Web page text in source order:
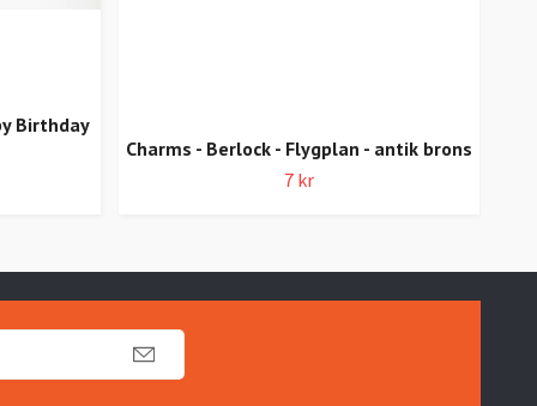
Birthday
Charms - Berlock - Flygplan - antik brons
7 kr